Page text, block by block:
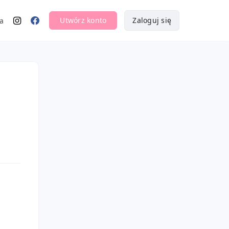
Utwórz konto Zaloguj się